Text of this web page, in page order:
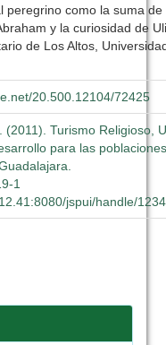
peregrino como la suma de
y la curiosidad de
de Los Altos,
20.500.12104/72425
(2011). Turismo Religioso,
para las
1
jspui/handle/